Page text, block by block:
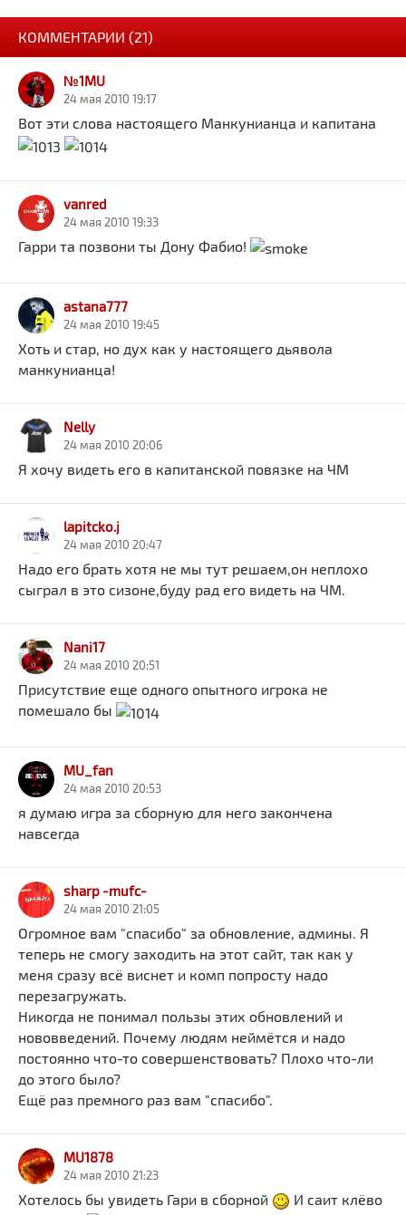
КОММЕНТАРИИ (21)
№1MU
24 мая 2010 19:17
Вот эти слова настоящего Манкунианца и капитана
vanred
24 мая 2010 19:33
Гарри та позвони ты Дону Фабио!
astana777
24 мая 2010 19:45
Хоть и стар, но дух как у настоящего дьявола
манкунианца!
Nelly
24 мая 2010 20:06
Я хочу видеть его в капитанской повязке на ЧМ
lapitcko.j
24 мая 2010 20:47
Надо его брать хотя не мы тут решаем,он неплохо
сыграл в это сизоне,буду рад его видеть на ЧМ.
Nani17
24 мая 2010 20:51
Присутствие еще одного опытного игрока не
помешало бы
MU_fan
24 мая 2010 20:53
я думаю игра за сборную для него закончена
навсегда
sharp -mufc-
24 мая 2010 21:05
Огромное вам "спасибо" за обновление, админы. Я
теперь не смогу заходить на этот сайт, так как у
меня сразу всё виснет и комп попросту надо
перезагружать.
Никогда не понимал пользы этих обновлений и
нововведений. Почему людям неймётся и надо
постоянно что-то совершенствовать? Плохо что-ли
до этого было?
Ещё раз премного раз вам "спасибо".
MU1878
24 мая 2010 21:23
Хотелось бы увидеть Гари в сборной
И саит клёво